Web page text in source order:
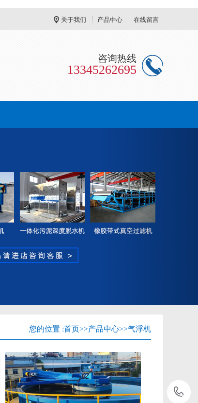
关于我们 产品中心 在线留言
咨询热线
13345262695
您的位置 :首页>>产品中心>>气浮机